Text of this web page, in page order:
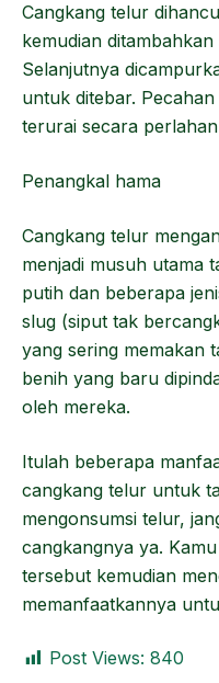
Cangkang telur
kemudian
Selanjutnya
untuk ditebar.
terurai secara
Penangkal hama
Cangkang telur
menjadi musuh utama
putih dan beberapa
slug (siput tak
yang sering memakan
benih yang baru
oleh mereka.
Itulah beberapa
cangkang telur untuk
mengonsumsi telur,
cangkangnya ya.
tersebut kemudian
memanfaatkannya
Post Views: 840